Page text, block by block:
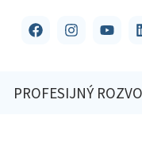
PROFESIJNÝ